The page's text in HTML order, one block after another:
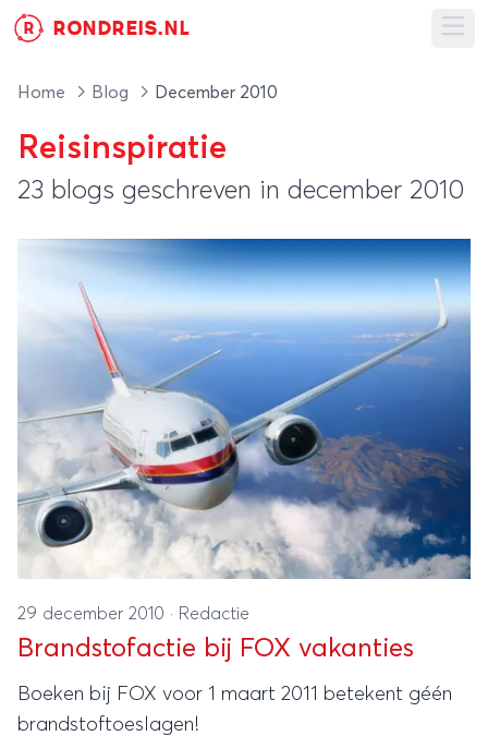
R RONDREIS.NL
Home Blog December 2010
Reisinspiratie
23 blogs geschreven in december 2010
29 december 2010 · Redactie
Brandstofactie bij FOX vakanties
Boeken bij FOX voor 1 maart 2011 betekent géén
brandstoftoeslagen!